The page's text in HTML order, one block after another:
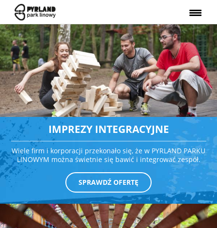
IMPREZY INTEGRACYJNE
Wiele firm i korporacji przekonało się, że w PYRLAND PARKU
LINOWYM można świetnie się bawić i integrować zespół.
SPRAWDŹ OFERTĘ